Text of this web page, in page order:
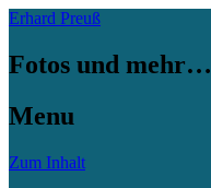
Erhard Preuß
Fotos und mehr…
Menu
Zum Inhalt